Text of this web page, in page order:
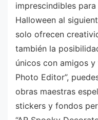
imprescindibles
Halloween al
solo ofrecen
también la
únicos con amigos y
Photo Editor”,
obras maestras
stickers y fondos